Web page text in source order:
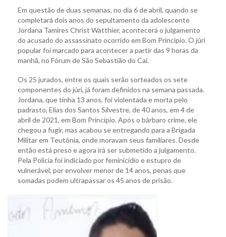
Em questão de duas semanas, no dia 6 de abril, quando se
completará dois anos do sepultamento da adolescente
Jordana Tamires Christ Watthier, acontecerá o julgamento
do acusado do assassinato ocorrido em Bom Princípio. O júri
popular foi marcado para acontecer a partir das 9 horas da
manhã, no Fórum de São Sebastião do Caí.
Os 25 jurados, entre os quais serão sorteados os sete
componentes do júri, já foram definidos na semana passada.
Jordana, que tinha 13 anos, foi violentada e morta pelo
padrasto, Elias dos Santos Silvestre, de 40 anos, em 4 de
abril de 2021, em Bom Princípio. Após o bárbaro crime, ele
chegou a fugir, mas acabou se entregando para a Brigada
Militar em Teutônia, onde moravam seus familiares. Desde
então está preso e agora irá ser submetido a julgamento.
Pela Polícia foi indiciado por feminicídio e estupro de
vulnerável, por envolver menor de 14 anos, penas que
somadas podem ultrapassar os 45 anos de prisão.